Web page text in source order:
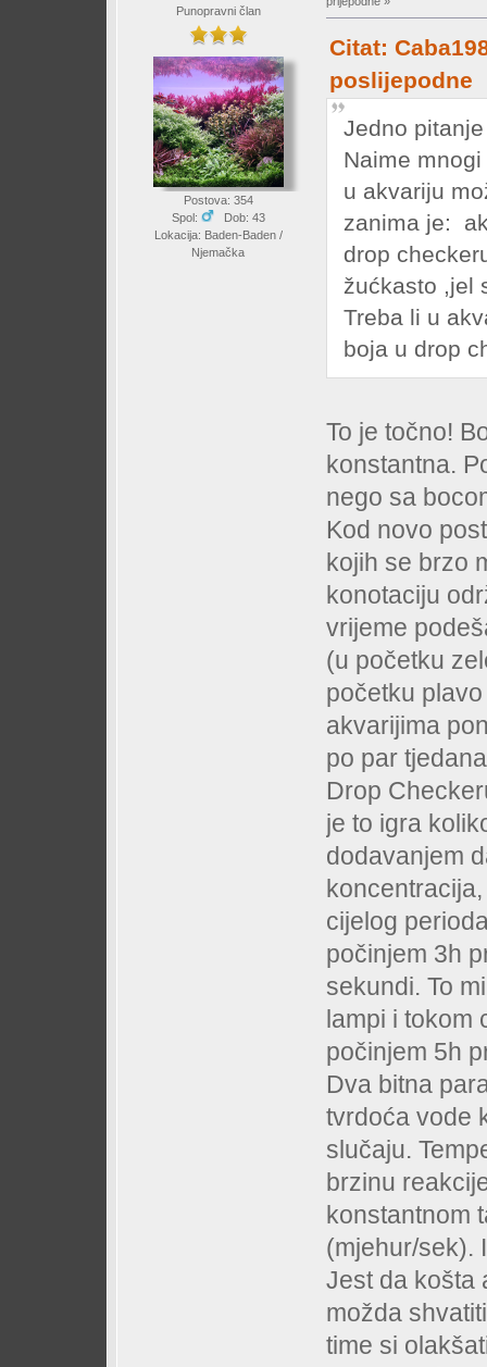
Punopravni član
Postova: 354
Spol:
Dob: 43
Lokacija: Baden-Baden /
Njemačka
Citat:
poslijepodne
Jedno
Naime
u akvariju
zanima je:
drop
žućkasto ,jel
Treba li u
boja u drop
To je točno!
konstantna.
nego sa
Kod novo
kojih se brzo
konotaciju
vrijeme
(u početku
početku
akvarijima
po par
Drop
je to igra
dodavanjem
cijelog
počinjem 3h
sekundi. To
lampi i tokom
počinjem 5h
Dva bitna
tvrdoća vode
slučaju.
brzinu
konstantnom
(mjehur/sek).
Jest da košta
možda
time si